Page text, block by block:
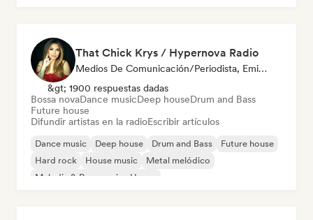
That Chick Krys / Hypernova Radio
Medios De Comunicación/Periodista, Emisoras De Radio
&gt; 1900 respuestas dadas
Bossa novaDance musicDeep houseDrum and Bass
Future house
Difundir artistas en la radioEscribir artículos
Dance music Deep house Drum and Bass
Future house
Hard rock
House music
Metal melódico
Melodic & Progressive House